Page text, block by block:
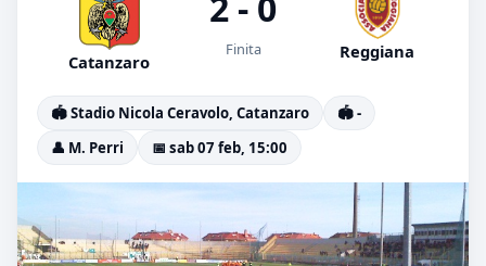
Catanzaro
Finita Reggiana
🏟️ Stadio Nicola Ceravolo, Catanzaro
🏟️ -
👤 M. Perri
📅 sab 07 feb, 15:00